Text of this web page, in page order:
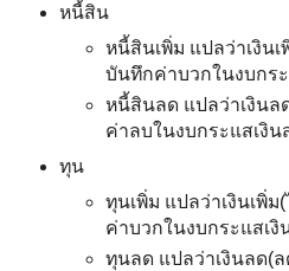
หนี้สิน
หนี้สินเพิ่ม แปลว่าเงินเ
บันทึกค่าบวกในงบกร
หนี้สินลด แปลว่าเงินล
ค่าลบในงบกระแสเงิน
ทุน
ทุนเพิ่ม แปลว่าเงินเพิ่
ค่าบวกในงบกระแสเงิ
ทุนลด แปลว่าเงินลด(